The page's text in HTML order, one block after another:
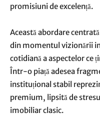
promisiuni de excelență.
Această abordare
din momentul vizionării
cotidiană a aspectelor ce
Într-o piață adesea
instituțional stabil
premium, lipsită de
imobiliar clasic.